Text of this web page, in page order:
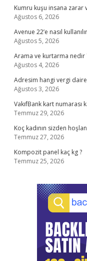
Kumru kuşu insana zarar
Ağustos 6, 2026
Avenue 22’e nasıl
Ağustos 5, 2026
Arama ve kurtarma nedir
Ağustos 4, 2026
Adresim hangi vergi
Ağustos 3, 2026
VakıfBank kart numarası
Temmuz 29, 2026
Koç kadının sizden
Temmuz 27, 2026
Kompozit panel kaç kg ?
Temmuz 25, 2026